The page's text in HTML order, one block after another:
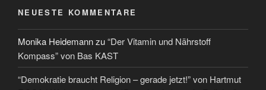
NEUESTE KOMMENTARE
Monika Heidemannzu“Der Vitamin und Nährstoff
Kompass” von Bas KAST
“Demokratie braucht Religion – gerade jetzt!” von Hartmut